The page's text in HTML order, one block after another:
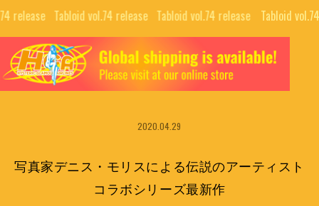
release⠀ Tabloid vol.74 release⠀ Tabloid vol.74 release⠀ Tabloid
TOP
ALL
GUIDE
PUBLISHING
MOVIE
2020.04.29
写真家デニス・モリスによる伝説のアーティスト
コラボシリーズ最新作